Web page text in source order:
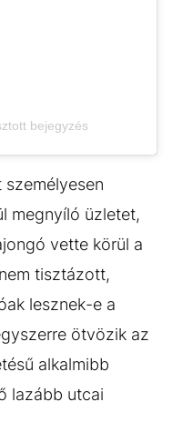
bejegyzés
személyesen
megnyíló üzletet,
vette körül a
tisztázott,
lesznek-e a
ötvözik az
alkalmibb
lazább utcai